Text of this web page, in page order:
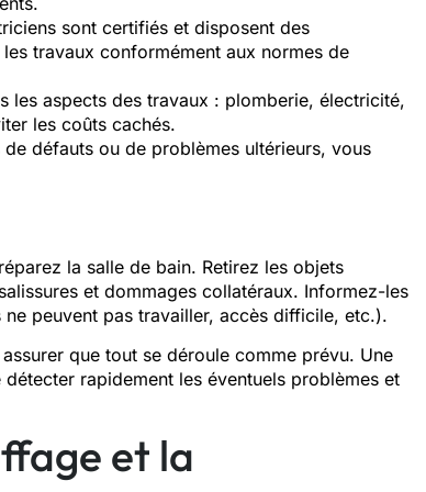
sont certifiés et disposent des
travaux conformément aux normes de
les aspects des travaux : plomberie, électricité,
les coûts cachés.
défauts ou de problèmes ultérieurs, vous
la salle de bain. Retirez les objets
et dommages collatéraux. Informez-les
peuvent pas travailler, accès difficile, etc.).
que tout se déroule comme prévu. Une
rapidement les éventuels problèmes et
et la